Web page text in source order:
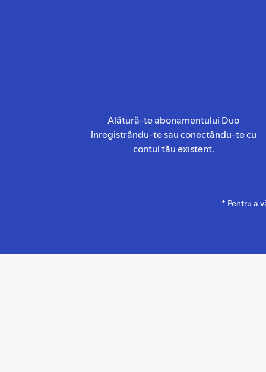
Alătură-te abonamentului Duo
înregistrându-te sau conectându-te cu
contul tău existent.
* Pentru a